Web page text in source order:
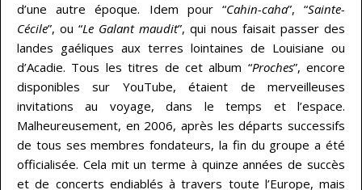
d’une autre époque. Idem pour “Cahin-caha”, “Sainte-
Cécile”, ou “Le Galant maudit”, qui nous faisait passer des
landes gaéliques aux terres lointaines de Louisiane ou
d’Acadie. Tous les titres de cet album “Proches”, encore
disponibles sur YouTube, étaient de merveilleuses
invitations au voyage, dans le temps et l’espace.
Malheureusement, en 2006, après les départs successifs
de tous ses membres fondateurs, la fin du groupe a été
officialisée. Cela mit un terme à quinze années de succès
et de concerts endiablés à travers toute l’Europe, mais